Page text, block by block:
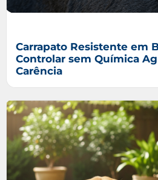
Carrapato Resistente em
Controlar sem Química
Carência